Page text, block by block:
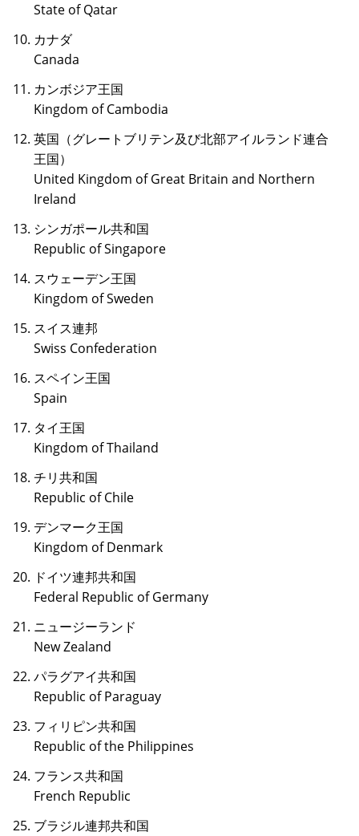
State of Qatar
カナダ
Canada
カンボジア王国
Kingdom of Cambodia
英国（グレートブリテン及び北部アイルランド連合
王国）
United Kingdom of Great Britain and Northern
Ireland
シンガポール共和国
Republic of Singapore
スウェーデン王国
Kingdom of Sweden
スイス連邦
Swiss Confederation
スペイン王国
Spain
タイ王国
Kingdom of Thailand
チリ共和国
Republic of Chile
デンマーク王国
Kingdom of Denmark
ドイツ連邦共和国
Federal Republic of Germany
ニュージーランド
New Zealand
パラグアイ共和国
Republic of Paraguay
フィリピン共和国
Republic of the Philippines
フランス共和国
French Republic
ブラジル連邦共和国